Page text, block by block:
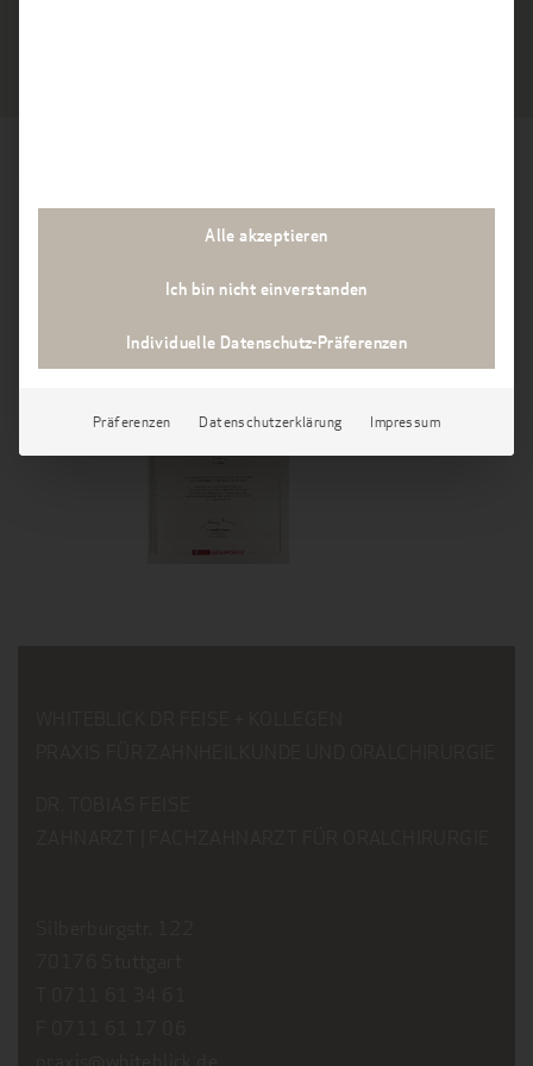
Wir wurden ausgezeichnet
Alle akzeptieren
Ich bin nicht einverstanden
Individuelle Datenschutz-Präferenzen
Präferenzen Datenschutzerklärung Impressum